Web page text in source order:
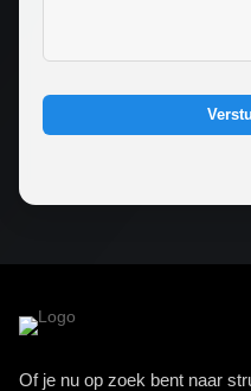
Of je nu op zoek bent naar